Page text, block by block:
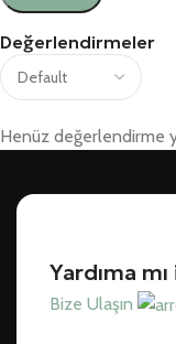
Değerlendirmeler
Henüz değerlendirme
Yardıma
Bize Ulaşın